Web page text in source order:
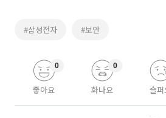
#삼성전자 #보안
좋아요
0
화나요
0
슬